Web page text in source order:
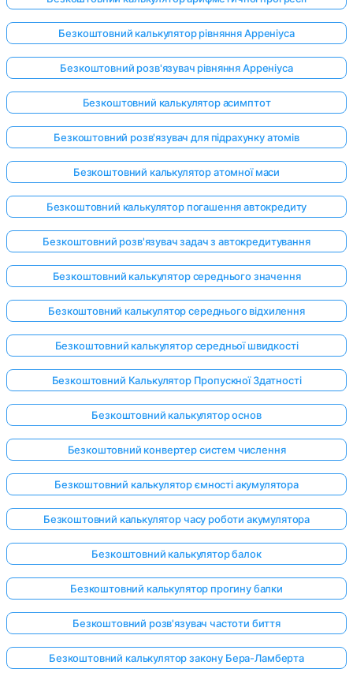
Поки
своє
перше
Безкоштовний калькулятор рівняння Арреніуса
Безкоштовний розв'язувач рівняння Арреніуса
Безкоштовний калькулятор асимптот
Безкоштовний розв'язувач для підрахунку атомів
Безкоштовний калькулятор атомної маси
Безкоштовний калькулятор погашення автокредиту
Безкоштовний розв'язувач задач з автокредитування
Безкоштовний калькулятор середнього значення
Безкоштовний калькулятор середнього відхилення
Безкоштовний калькулятор середньої швидкості
Безкоштовний Калькулятор Пропускної Здатності
Безкоштовний калькулятор основ
Безкоштовний конвертер систем числення
Безкоштовний калькулятор ємності акумулятора
Безкоштовний калькулятор часу роботи акумулятора
Безкоштовний калькулятор балок
Безкоштовний калькулятор прогину балки
Безкоштовний розв'язувач частоти биття
Безкоштовний калькулятор закону Бера-Ламберта